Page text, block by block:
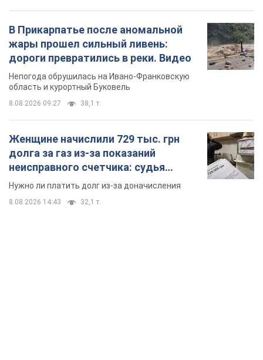
В Прикарпатье после аномальной
жары прошел сильный ливень:
дороги превратились в реки. Видео
Непогода обрушилась на Ивано-Франковскую
область и курортный Буковель
8.08.2026 09:27 38,1 т.
Женщине начислили 729 тыс. грн
долга за газ из-за показаний
неисправного счетчика: судья
вынес неожиданное решение
Нужно ли платить долг из-за доначисления
8.08.2026 14:43 32,1 т.